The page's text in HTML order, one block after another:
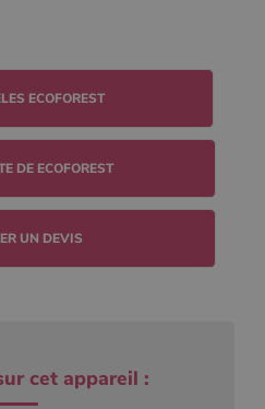
DE ECOFOREST
UN DEVIS
cet appareil :